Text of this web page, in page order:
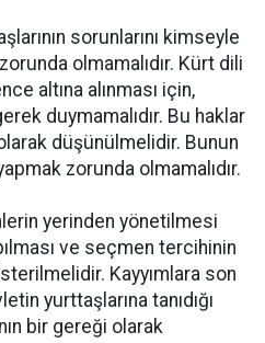
sorunlarını kimseyle
olmamalıdır. Kürt dili
altına alınması için,
duymamalıdır. Bu haklar
düşünülmelidir. Bunun
zorunda olmamalıdır.
yerinden yönetilmesi
ve seçmen tercihinin
Kayyımlara son
yurttaşlarına tanıdığı
bir gereği olarak